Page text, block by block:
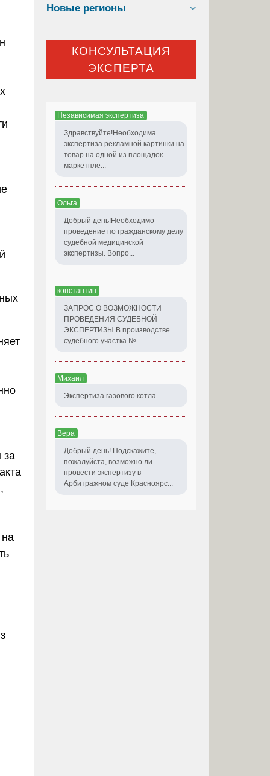
за
Новые регионы
КОНСУЛЬТАЦИЯ
ЭКСПЕРТА
Независимая экспертиза
Здравствуйте!Необходима
экспертиза рекламной картинки на
товар на одной из площадок
маркетпле...
Ольга
Добрый день!Необходимо
проведение по гражданскому делу
судебной медицинской
экспертизы. Вопро...
константин
ЗАПРОС О ВОЗМОЖНОСТИ
ПРОВЕДЕНИЯ СУДЕБНОЙ
ЭКСПЕРТИЗЫ В производстве
судебного участка № .............
Михаил
Экспертиза газового котла
Вера
Добрый день! Подскажите,
пожалуйста, возможно ли
провести экспертизу в
Арбитражном суде Красноярс...